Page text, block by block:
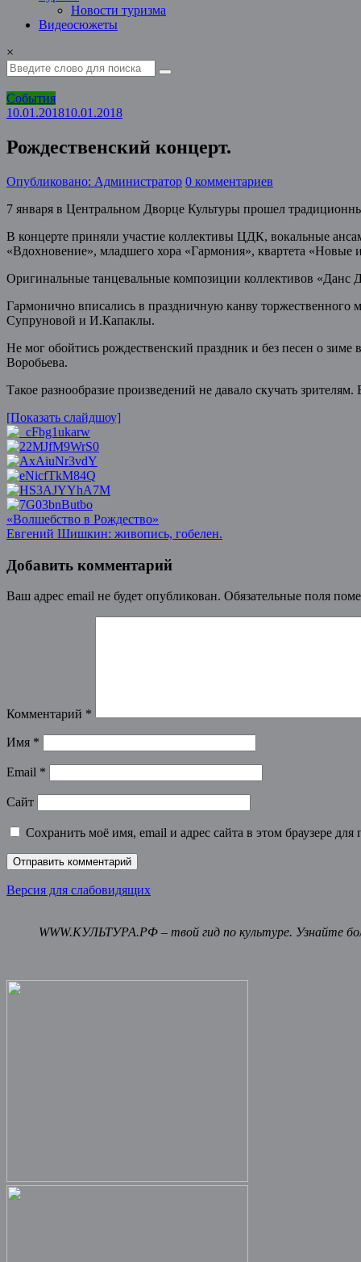
Новости туризма
Видеосюжеты
×
События
10.01.201810.01.2018
Рождественский концерт.
Опубликовано: Администратор 0 комментариев
7 января в Центральном Дворце Культуры прошел
В концерте приняли участие коллективы ЦДК, вокальные
«Вдохновение», младшего хора «Гармония», квартета «Новые
Оригинальные танцевальные композиции коллективов «Данс
Гармонично вписались в праздничную канву
Супруновой и И.Капаклы.
Не мог обойтись рождественский праздник и без песен о
Воробьева.
Такое разнообразие произведений не давало скучать
[Показать слайдшоу]
Post
navigation
«Волшебство в Рождество»
Евгений Шишкин: живопись, гобелен.
Добавить комментарий
Ваш адрес email не будет опубликован. Обязательные поля
Комментарий *
Имя *
Email *
Сайт
Сохранить моё имя, email и адрес сайта в этом браузере
Версия для слабовидящих
WWW.КУЛЬТУРА.РФ – твой гид по культуре. Узнайте